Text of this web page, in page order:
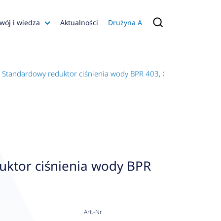
Zarządzająca
i wiedza
Konfiguratory
Aktualności Drużyna A
Standardowy reduktor ciśnienia wody BPR 403, GW G1"
ciśnienia wody BPR
Art.-Nr